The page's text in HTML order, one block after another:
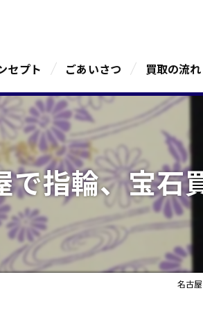
セプト ごあいさつ 買取の流れ
で指輪、宝石
名古